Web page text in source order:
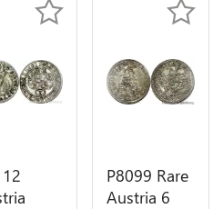
P8099 Rare
Austria 6